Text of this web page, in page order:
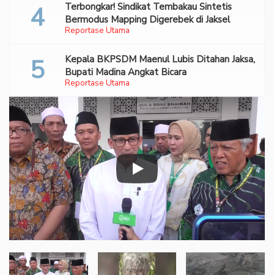
Reportase Utama
Terbongkar! Sindikat Tembakau Sintetis
Bermodus Mapping Digerebek di Jaksel
Reportase Utama
Kepala BKPSDM Maenul Lubis Ditahan Jaksa,
Bupati Madina Angkat Bicara